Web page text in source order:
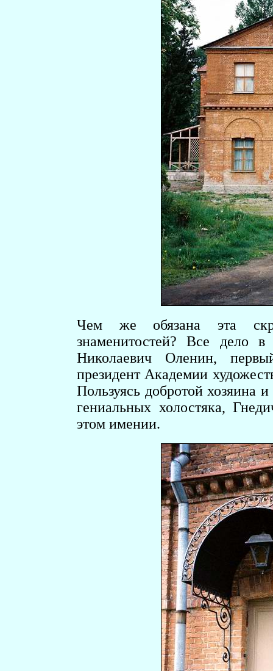
Чем же обязана эта
знаменитостей? Все дело
Николаевич Оленин,
президент Академии
Пользуясь добротой хозяина
гениальных холостяка,
этом имении.